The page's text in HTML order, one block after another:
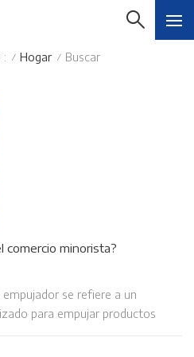
: / Hogar / Buscar
comercio minorista?
se refiere a un
para empujar productos
estante de exhibición a medida
los artículos. Los